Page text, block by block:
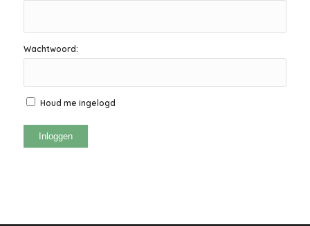
Wachtwoord:
Houd me ingelogd
Inloggen